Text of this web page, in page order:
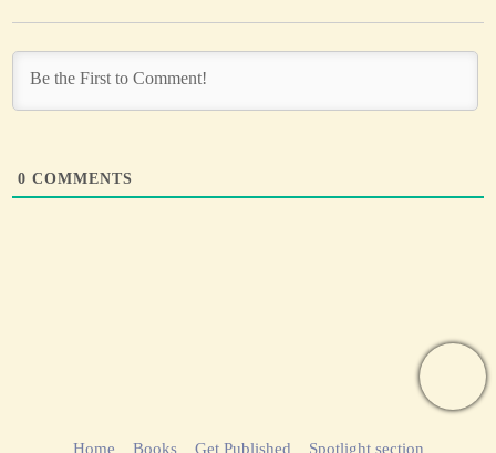
0 COMMENTS
Home Books Get Published Spotlight section